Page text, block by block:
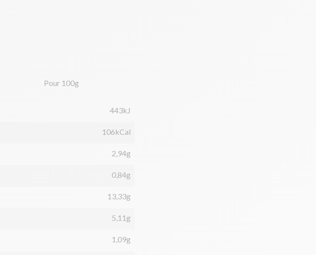
Pour 100g
443kJ
106kCal
2,94g
0,84g
13,33g
5,11g
1,09g